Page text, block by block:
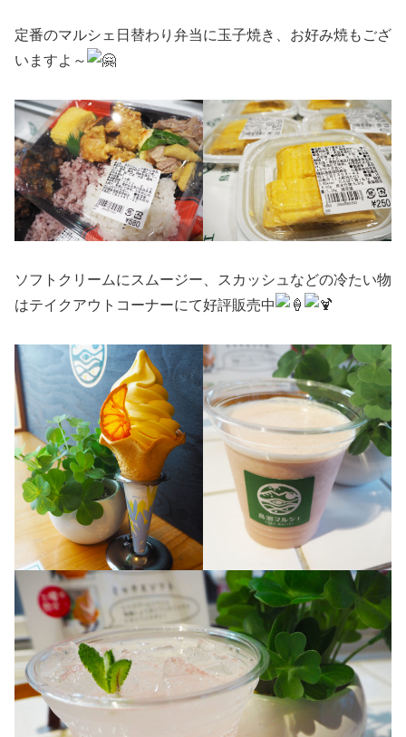
定番のマルシェ日替わり弁当に玉子焼き、お好み焼もござ
いますよ～
ソフトクリームにスムージー、スカッシュなどの冷たい物
はテイクアウトコーナーにて好評販売中